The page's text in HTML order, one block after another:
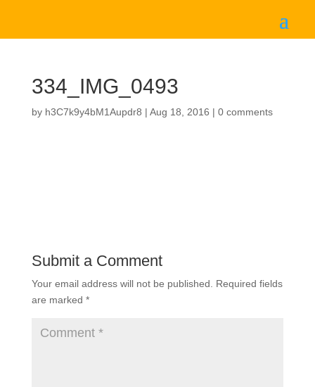
334_IMG_0493
by h3C7k9y4bM1Aupdr8 | Aug 18, 2016 | 0 comments
Submit a Comment
Your email address will not be published. Required fields
are marked *